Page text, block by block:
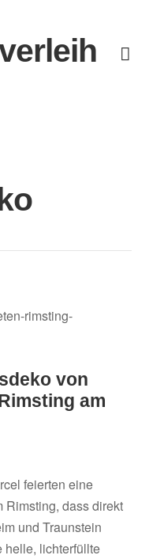
von
am
feierten eine
Rimsting, dass direkt
und Traunstein
helle, lichterfüllte